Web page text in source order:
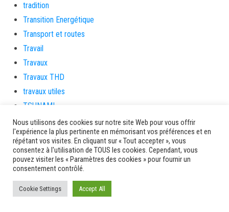
tradition
Transition Energétique
Transport et routes
Travail
Travaux
Travaux THD
travaux utiles
TSUNAMI
TZCLD
uncategorized
Venir en Martinique
Video
Vie Municipale
Nous utilisons des cookies sur notre site Web pour vous offrir
l'expérience la plus pertinente en mémorisant vos préférences et en
répétant vos visites. En cliquant sur « Tout accepter », vous
consentez à l'utilisation de TOUS les cookies. Cependant, vous
pouvez visiter les « Paramètres des cookies » pour fournir un
consentement contrôlé.
Cookie Settings Accept All